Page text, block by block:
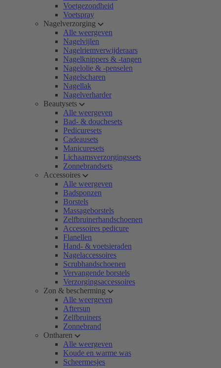
Voetgezondheid
Voetspray
Nagelverzorging
Alle weergeven
Nagelvijlen
Nagelriemverwijderaars
Nagelknippers & -tangen
Nagelolie & -penselen
Nagelscharen
Nagellak
Nagelverharder
Beautysets
Alle weergeven
Bad- & douchesets
Pedicuresets
Cadeausets
Manicuresets
Lichaamsverzorgingssets
Zonnebrandsets
Accessoires
Alle weergeven
Badsponzen
Borstels
Massageborstels
Zelfbruinerhandschoenen
Accessoires pedicure
Flanellen
Hand- & voetsieraden
Nagelaccessoires
Scrubhandschoenen
Vervangende borstels
Verzorgingsaccessoires
Zon & bescherming
Alle weergeven
Aftersun
Zelfbruiners
Zonnebrand
Ontharen
Alle weergeven
Koude en warme was
Scheermesjes